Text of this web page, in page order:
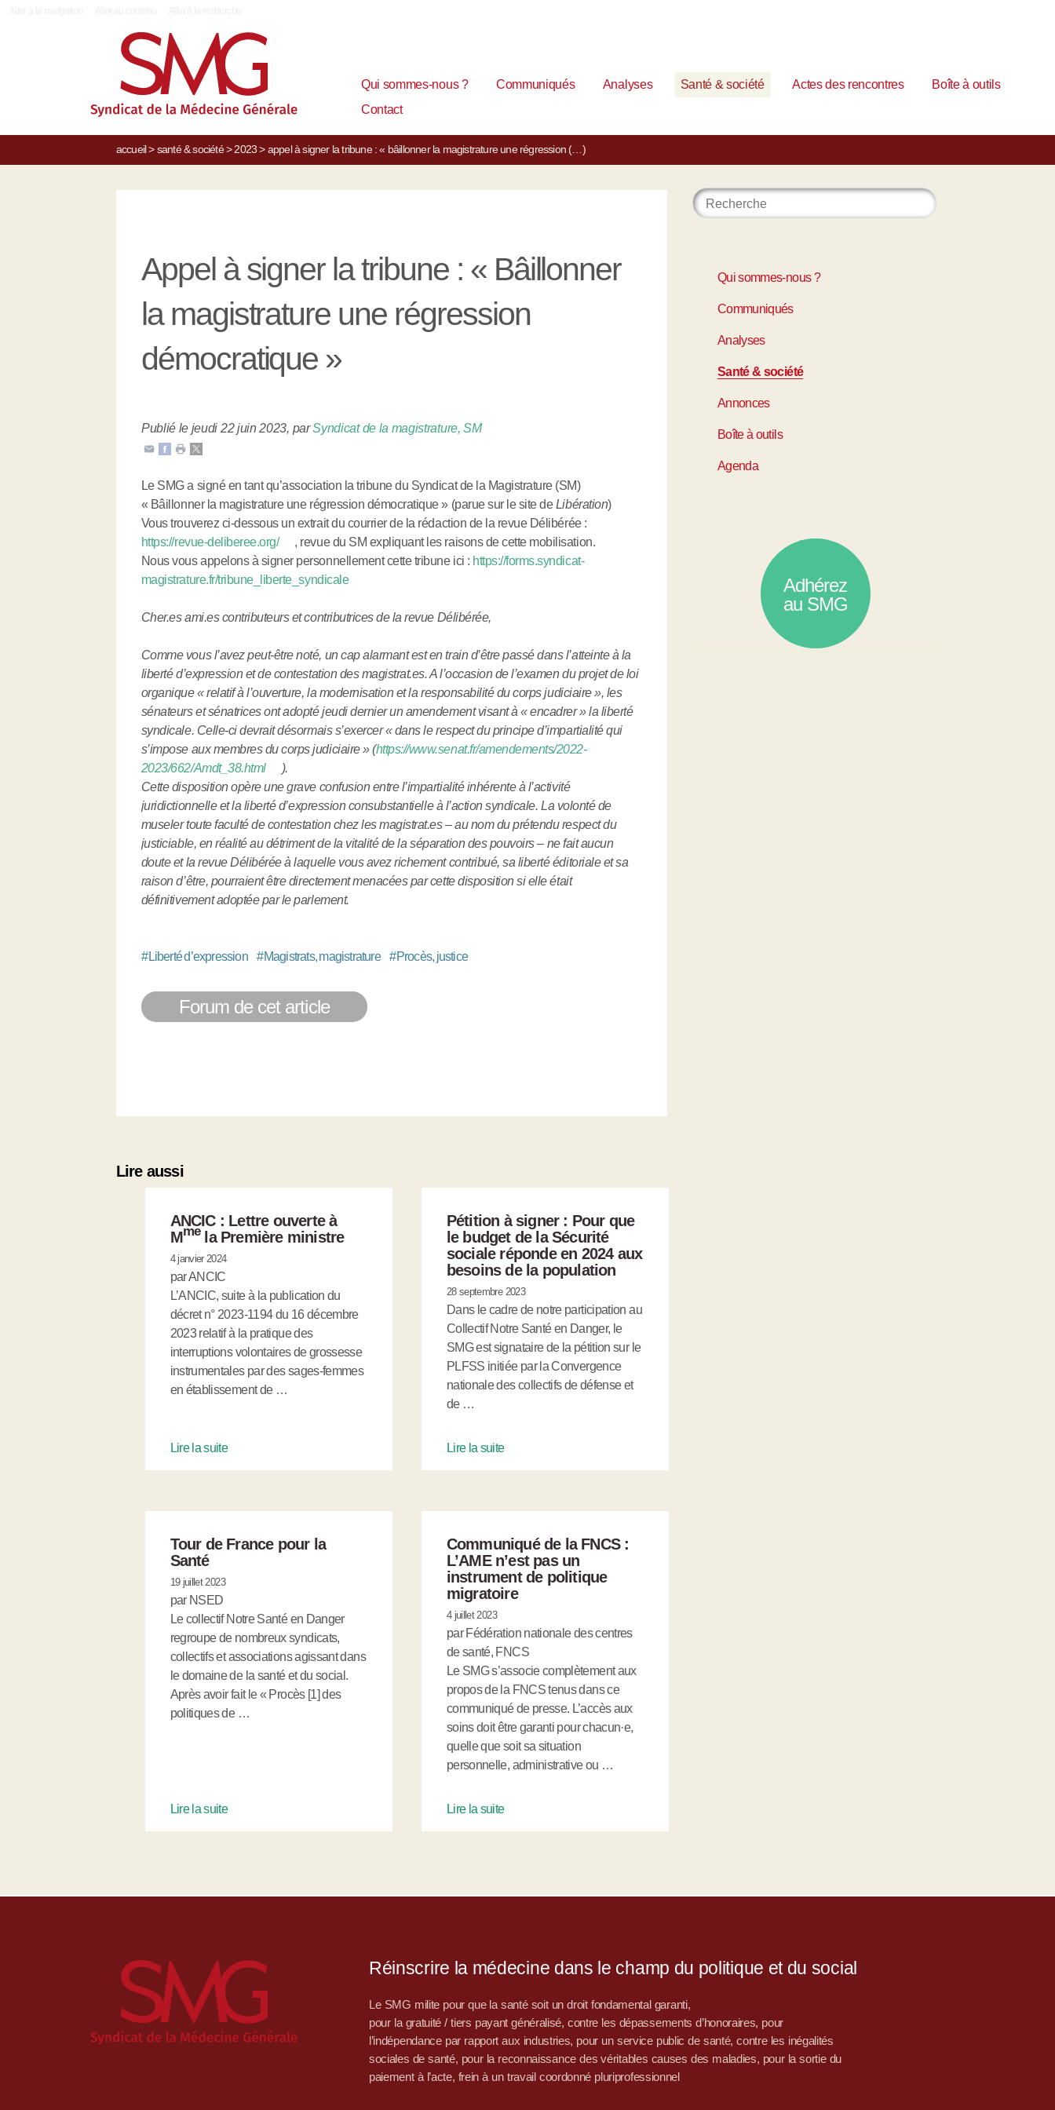
Qui sommes-nous ? Communiqués Analyses Santé & société Actes des rencontres
Boîte à outils
Contact
accueil> santé & société> 2023> appel à signer la tribune : « bâillonner la magistrature une régression (…)
Appel à signer la tribune : « Bâillonner
la magistrature une régression
démocratique »
Publié le jeudi 22 juin 2023, parSyndicat de la magistrature, SM
Le SMG a signé en tant qu’association la tribune du Syndicat de la Magistrature (SM)
« Bâillonner la magistrature une régression démocratique » (parue sur le site deLibération)
Vous trouverez ci-dessous un extrait du courrier de la rédaction de la revue Délibérée :
https://revue-deliberee.org/
, revue du SM expliquant les raisons de cette mobilisation.
Nous vous appelons à signer personnellement cette tribune ici : https://forms.syndicat-
magistrature.fr/tribune_liberte_syndicale
Cher.es ami.es contributeurs et contributrices de la revue Délibérée,
Comme vous l’avez peut-être noté, un cap alarmant est en train d’être passé dans l’atteinte à la
liberté d’expression et de contestation des magistrat.es. A l’occasion de l’examen du projet de loi
organique « relatif à l’ouverture, la modernisation et la responsabilité du corps judiciaire », les
sénateurs et sénatrices ont adopté jeudi dernier un amendement visant à « encadrer » la liberté
syndicale. Celle-ci devrait désormais s’exercer « dans le respect du principe d’impartialité qui
s’impose aux membres du corps judiciaire » (https://www.senat.fr/amendements/2022-
2023/662/Amdt_38.html
).
Cette disposition opère une grave confusion entre l’impartialité inhérente à l’activité
juridictionnelle et la liberté d’expression consubstantielle à l’action syndicale. La volonté de
museler toute faculté de contestation chez les magistrat.es – au nom du prétendu respect du
justiciable, en réalité au détriment de la vitalité de la séparation des pouvoirs – ne fait aucun
doute et la revue Délibérée à laquelle vous avez richement contribué, sa liberté éditoriale et sa
raison d’être, pourraient être directement menacées par cette disposition si elle était
définitivement adoptée par le parlement.
#Liberté d’expression #Magistrats, magistrature #Procès, justice
Forum de cet article
Lire aussi
ANCIC : Lettre ouverte à
Mmela Première ministre
4 janvier 2024
par ANCIC
L’ANCIC, suite à la publication du
décret n° 2023-1194 du 16 décembre
2023 relatif à la pratique des
interruptions volontaires de grossesse
instrumentales par des sages-femmes
en établissement de …
Lire la suite
Pétition à signer : Pour que
le budget de la Sécurité
sociale réponde en 2024 aux
besoins de la population
28 septembre 2023
Dans le cadre de notre participation au
Collectif Notre Santé en Danger, le
SMG est signataire de la pétition sur le
PLFSS initiée par la Convergence
nationale des collectifs de défense et
de …
Lire la suite
Tour de France pour la
Santé
19 juillet 2023
par NSED
Le collectif Notre Santé en Danger
regroupe de nombreux syndicats,
collectifs et associations agissant dans
le domaine de la santé et du social.
Après avoir fait le « Procès [1] des
politiques de …
Lire la suite
Communiqué de la FNCS :
L’AME n’est pas un
instrument de politique
migratoire
4 juillet 2023
par Fédération nationale des centres
de santé, FNCS
Le SMG s’associe complètement aux
propos de la FNCS tenus dans ce
communiqué de presse. L’accès aux
soins doit être garanti pour chacun·e,
quelle que soit sa situation
personnelle, administrative ou …
Lire la suite
Qui sommes-nous ?
Communiqués
Analyses
Santé & société
Annonces
Boîte à outils
Agenda
Adhérez
au SMG
Réinscrire la médecine dans le champ du politique et du social
Le SMG milite pour que la santé soit un droit fondamental garanti,
pour la gratuité / tiers payant généralisé, contre les dépassements d’honoraires, pour
l’indépendance par rapport aux industries, pour un service public de santé, contre les inégalités
sociales de santé, pour la reconnaissance des véritables causes des maladies, pour la sortie du
paiement à l’acte, frein à un travail coordonné pluriprofessionnel